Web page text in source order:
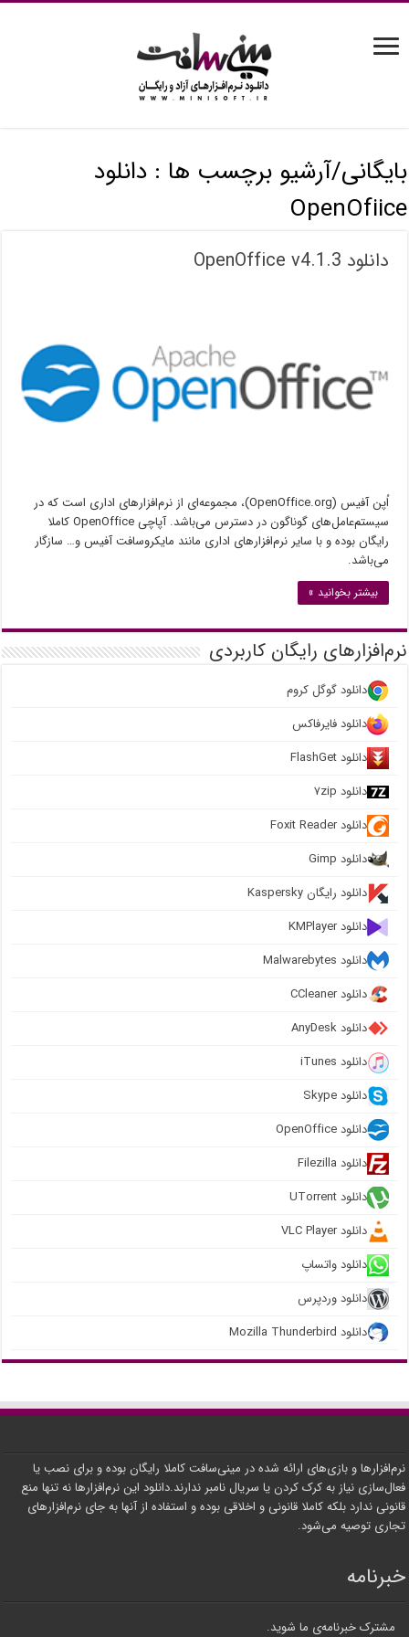
بایگانی/آرشیو برچسب ها :دانلود
OpenOfiice
دانلود OpenOffice v4.1.3
اُپن آفیس (OpenOffice.org)، مجموعه‌ای از نرم‌افزارهای اداری است که در
سیستم‌عامل‌های گوناگون در دسترس می‌باشد. آپاچی OpenOffice کاملا
رایگان بوده و با سایر نرم‌افزارهای اداری مانند مایکروسافت آفیس و… سازگار
می‌باشد.
بیشتر بخوانید »
نرم‌افزارهای رایگان کاربردی
دانلود گوگل کروم
دانلود فایرفاکس
دانلود FlashGet
دانلود ۷zip
دانلود Foxit Reader
دانلود Gimp
دانلود رایگان Kaspersky
دانلود KMPlayer
دانلود Malwarebytes
دانلود CCleaner
دانلود AnyDesk
دانلود iTunes
دانلود Skype
دانلود OpenOffice
دانلود Filezilla
دانلود UTorrent
دانلود VLC Player
دانلود واتساپ
دانلود وردپرس
دانلود Mozilla Thunderbird
نرم‌افزارها و بازی‌های ارائه شده در مینی‌سافت کاملا رایگان بوده و برای نصب یا
فعال‌سازی نیاز به کرک کردن یا سریال نامبر ندارند.دانلود این نرم‌افزارها نه تنها منع
قانونی ندارد بلکه کاملا قانونی و اخلاقی بوده و استفاده از آنها به جای نرم‌افزارهای
تجاری توصیه می‌شود.
خبرنامه
مشترک خبرنامه‌ی ما شوید.